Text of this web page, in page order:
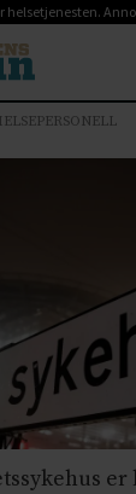
helsetjenesten.
er